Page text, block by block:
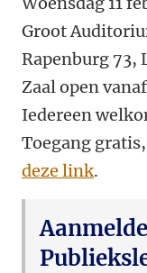
Groot
Rapenburg 73,
Zaal open
Iedereen
Toegang
deze link.